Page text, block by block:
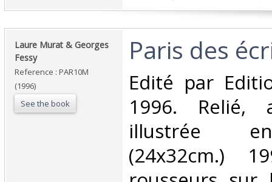
‎Laure Murat & Georges
Fessy‎
Reference : PAR10M
(1996)
See the book
‎Paris des
‎Edité par
1996. Relié,
illustrée
(24x32cm.)